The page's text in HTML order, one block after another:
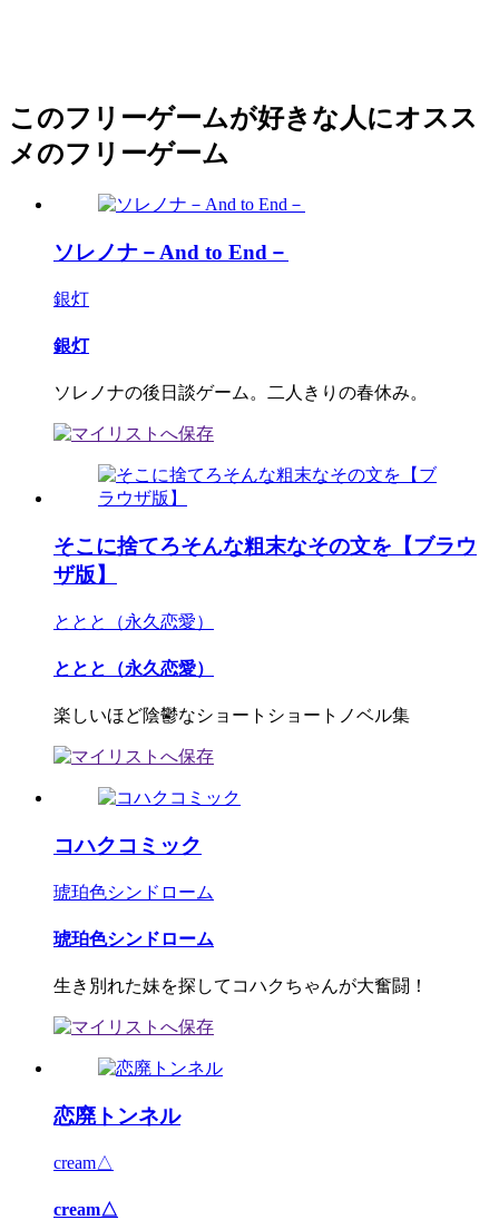
このフリーゲームが好きな人にオスス
メのフリーゲーム
ソレノナ－And to End－
銀灯
銀灯
ソレノナの後日談ゲーム。二人きりの春休み。
そこに捨てろそんな粗末なその文を【ブラウ
ザ版】
ととと（永久恋愛）
ととと（永久恋愛）
楽しいほど陰鬱なショートショートノベル集
コハクコミック
琥珀色シンドローム
琥珀色シンドローム
生き別れた妹を探してコハクちゃんが大奮闘！
恋廃トンネル
cream△
cream△